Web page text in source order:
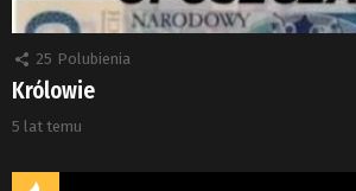
25 Polubienia
Królowie
5 lat temu